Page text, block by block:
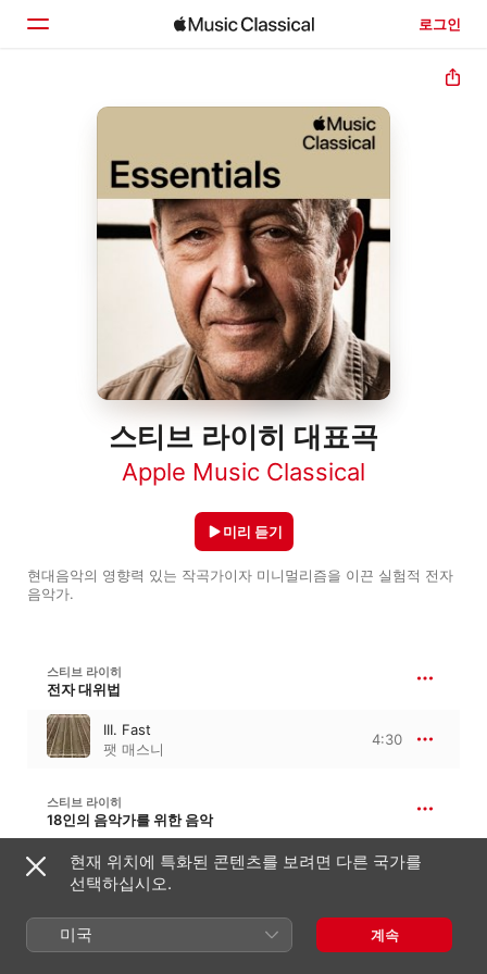
로그인
검색
스티브 라이히 대표곡
Apple Music Classical
현대음악의 영향력 있는 작곡가이자 미니멀리즘을 이끈 실험적 전자
음악가.
미리 듣기
스티브 라이히
전자 대위법
III. Fast
팻 매스니
4:30
스티브 라이히
18인의 음악가를 위한 음악
XIV. Section Pulses
스티브 라이히
6:10
스티브 라이히
서로 다른 기차들 16:29
현재 위치에 특화된 콘텐츠를 보려면 다른 국가를
선택하십시오.
미국 계속